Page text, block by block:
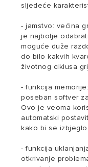
sljedeće
- jamstvo: većina
je najbolje
moguće duže
do bilo kakvih
životnog ciklusa
- funkcija
poseban softver
Ovo je veoma
automatski
kako bi se
- funkcija
otkrivanje